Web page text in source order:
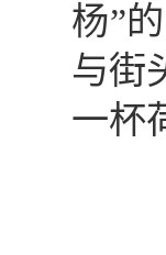
杨”
与街
一杯